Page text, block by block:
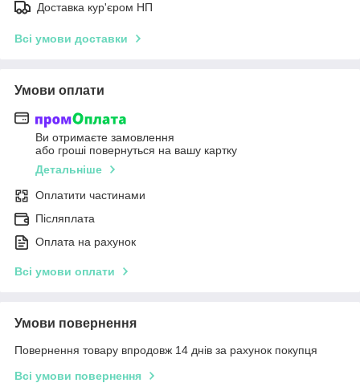
Доставка кур'єром НП
Всі умови доставки
Умови оплати
Ви отримаєте замовлення
або гроші повернуться на вашу картку
Детальніше
Оплатити частинами
Післяплата
Оплата на рахунок
Всі умови оплати
Умови повернення
Повернення товару впродовж 14 днів за рахунок покупця
Всі умови повернення